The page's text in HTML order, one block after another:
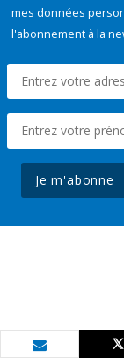
mes données
l'abonnement à la
Je m'abonne